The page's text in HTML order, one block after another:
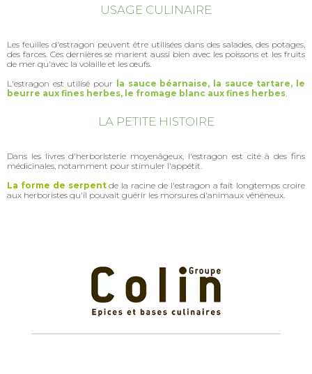
USAGE CULINAIRE
Les feuilles d'estragon peuvent être utilisées dans des salades, des potages,
des farces. Ces dernières se marient aussi bien avec les poissons et les fruits
de mer qu'avec la volaille et les œufs.
L'estragon est utilisé pour
la sauce béarnaise, la sauce tartare, le
beurre aux fines herbes, le fromage blanc aux fines herbes
LA PETITE HISTOIRE
Dans les livres d'herboristerie moyenâgeux, l'estragon est cité à des fins
médicinales, notamment pour stimuler l'appétit.
La forme de serpentde la racine de l'estragon a fait longtemps croire
aux herboristes qu'il pouvait guérir les morsures d'animaux vénéneux.